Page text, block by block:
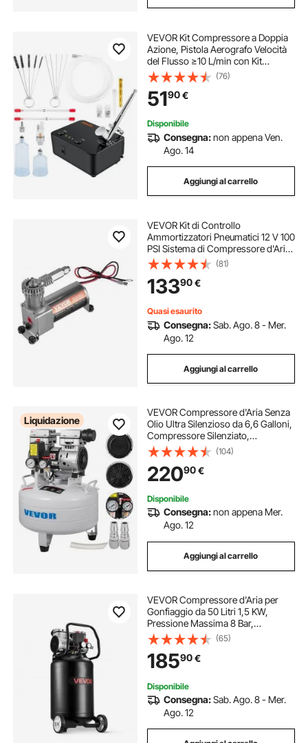
VEVOR Kit Compressore a Doppia
Azione, Pistola Aerografo Velocità
del Flusso ≥10 L/min con Kit
Accessori Completi, Utilizzo per
Pittura di Modelli, Artigianato,
Decorazione di Torte, Grafica per
Auto
(76)
5190€
Disponibile
Consegna:non appena Ven.
Ago. 14
Aggiungi al carrello
VEVOR Kit di Controllo
Ammortizzatori Pneumatici 12 V 100
PSI Sistema di Compressore d'Aria
di Bordo con Sistema a Percorso
Singolo, Kit Compressore
Sospensioni Pneumatiche, per Vari
Veicoli, Nero
(81)
13390€
Quasi esaurito
Consegna:Sab. Ago. 8 - Mer.
Ago. 12
Aggiungi al carrello
Liquidazione
VEVOR Compressore d'Aria Senza
Olio Ultra Silenzioso da 6,6 Galloni,
Compressore Silenziato,
Compressore d'Aria 850 W,
Rumorosità meno 48 dB,
Compressore d'aria Portatile Senza
Olio Verticale
(104)
22090€
Disponibile
Consegna:non appena Mer.
Ago. 12
Aggiungi al carrello
VEVOR Compressore d'Aria per
Gonfiaggio da 50 Litri 1,5 KW,
Pressione Massima 8 Bar,
Serbatoio del Compressore d'Aria
Senza Olio, Portatile su Ruote per
Riparazioni Auto, Gonfiaggio
Pneumatici
(65)
18590€
Disponibile
Consegna:Sab. Ago. 8 - Mer.
Ago. 12